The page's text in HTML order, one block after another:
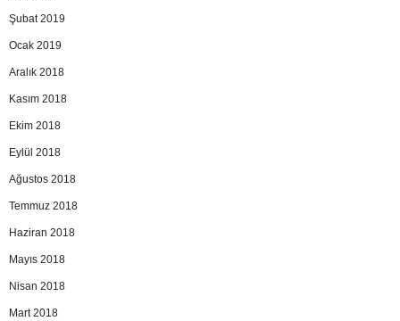
Şubat 2019
Ocak 2019
Aralık 2018
Kasım 2018
Ekim 2018
Eylül 2018
Ağustos 2018
Temmuz 2018
Haziran 2018
Mayıs 2018
Nisan 2018
Mart 2018